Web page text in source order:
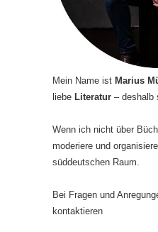
Mein Name ist Marius
liebe Literatur – deshalb
Wenn ich nicht über
moderiere und
süddeutschen Raum.
Bei Fragen und
kontaktieren